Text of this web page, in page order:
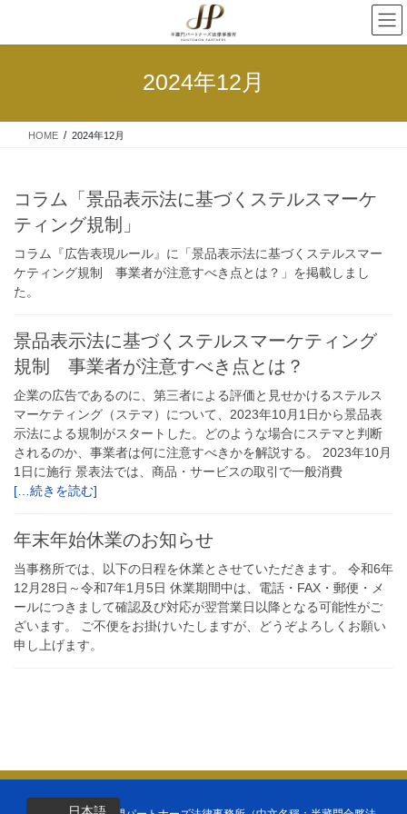
2024年12月
HOME 2024年12月
コラム「景品表示法に基づくステルスマーケ
ティング規制」
コラム『広告表現ルール』に「景品表示法に基づくステルスマー
ケティング規制 事業者が注意すべき点とは？」を掲載しまし
た。
景品表示法に基づくステルスマーケティング
規制 事業者が注意すべき点とは？
企業の広告であるのに、第三者による評価と見せかけるステルス
マーケティング（ステマ）について、2023年10月1日から景品表
示法による規制がスタートした。どのような場合にステマと判断
されるのか、事業者は何に注意すべきかを解説する。 2023年10月
1日に施行 景表法では、商品・サービスの取引で一般消費
[…続きを読む]
年末年始休業のお知らせ
当事務所では、以下の日程を休業とさせていただきます。 令和6年
12月28日～令和7年1月5日 休業期間中は、電話・FAX・郵便・メ
ールにつきまして確認及び対応が翌営業日以降となる可能性がご
ざいます。 ご不便をお掛けいたしますが、どうぞよろしくお願い
申し上げます。